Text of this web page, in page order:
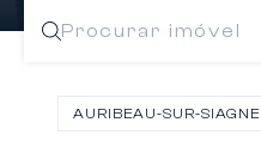
Procurar imóvel
AURIBEAU-SUR-SIAGNE